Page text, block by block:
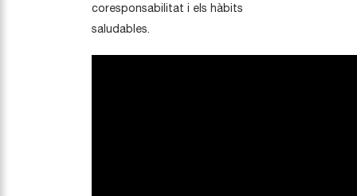
coresponsabilitat i els hàbits
saludables.